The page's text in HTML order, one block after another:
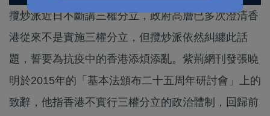
攬炒派近日不斷講三權分立，政府高層已多次澄清香
港從來不是實施三權分立，但攬炒派依然糾纏此話
題，誓要為抗疫中的香港添煩添亂。紫荊網刊發張曉
明於2015年的「基本法頒布二十五周年研討會」上的
致辭，他指香港不實行三權分立的政治體制，回歸前